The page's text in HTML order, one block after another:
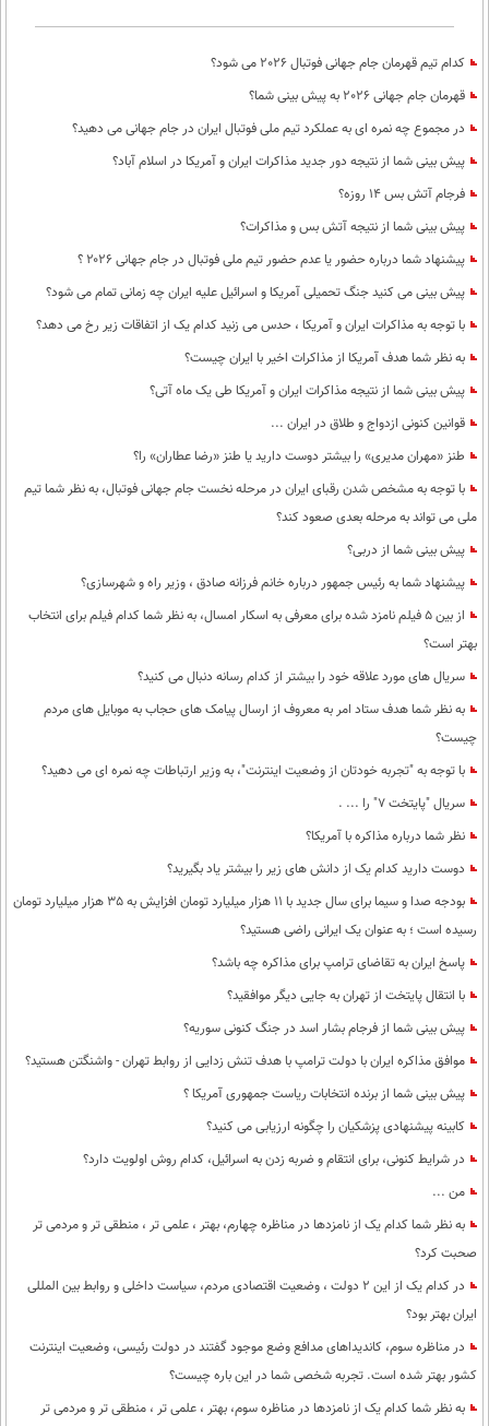
یک برش دانایی
محیط زیست
سفر و تفریح
علمی
قرآن
گوناگون
باشگاه مغز
مجله تصویری سلاح
اقتصاد
ورزش
سرگرمی
فناوری
فرهنگی
اجتماعی
حیات وحش
عصر ایران 2
خواندنی ها و دیدنی ها
روانشناسی
دانلود
آموزش زبان
کدام تیم قهرمان جام جهانی فوتبال 2026 می شود؟
قهرمان جام جهانی 2026 به پیش بینی شما؟
در مجموع چه نمره ای به عملکرد تیم ملی فوتبال ایران در جام جهانی می دهید؟
پیش بینی شما از نتیجه دور جدید مذاکرات ایران و آمریکا در اسلام آباد؟
فرجام آتش بس 14 روزه؟
پیش بینی شما از نتیجه آتش بس و مذاکرات؟
پیشنهاد شما درباره حضور یا عدم حضور تیم ملی فوتبال در جام جهانی ۲۰۲۶ ؟
پیش بینی می کنید جنگ تحمیلی آمریکا و اسرائیل علیه ایران چه زمانی تمام می شود؟
با توجه به مذاکرات ایران و آمریکا ، حدس می زنید کدام یک از اتفاقات زیر رخ می دهد؟
به نظر شما هدف آمریکا از مذاکرات اخیر با ایران چیست؟
پیش بینی شما از نتیجه مذاکرات ایران و آمریکا طی یک ماه آتی؟
قوانین کنونی ازدواج و طلاق در ایران ...
طنز «مهران مدیری» را بیشتر دوست دارید یا طنز «رضا عطاران» را؟
با توجه به مشخص شدن رقبای ایران در مرحله نخست جام جهانی فوتبال، به نظر شما تیم
ملی می تواند به مرحله بعدی صعود کند؟
پیش بینی شما از دربی؟
پیشنهاد شما به رئیس جمهور درباره خانم فرزانه صادق ، وزیر راه و شهرسازی؟
از بین 5 فیلم نامزد شده برای معرفی به اسکار امسال، به نظر شما کدام فیلم برای انتخاب
بهتر است؟
سریال های مورد علاقه خود را بیشتر از کدام رسانه دنبال می کنید؟
به نظر شما هدف ستاد امر به معروف از ارسال پیامک های حجاب به موبایل های مردم
چیست؟
با توجه به "تجربه خودتان از وضعیت اینترنت"، به وزیر ارتباطات چه نمره ای می دهید؟
سریال "پایتخت 7" را ... .
نظر شما درباره مذاکره با آمریکا؟
دوست دارید کدام یک از دانش های زیر را بیشتر یاد بگیرید؟
بودجه صدا و سیما برای سال جدید با 11 هزار میلیارد تومان افزایش به 35 هزار میلیارد تومان
رسیده است ؛ به عنوان یک ایرانی راضی هستید؟
پاسخ ایران به تقاضای ترامپ برای مذاکره چه باشد؟
با انتقال پایتخت از تهران به جایی دیگر موافقید؟
پیش بینی شما از فرجام بشار اسد در جنگ کنونی سوریه؟
موافق مذاکره ایران با دولت ترامپ با هدف تنش زدایی از روابط تهران - واشنگتن هستید؟
پیش بینی شما از برنده انتخابات ریاست جمهوری آمریکا ؟
کابینه پیشنهادی پزشکیان را چگونه ارزیابی می کنید؟
در شرایط کنونی، برای انتقام و ضربه زدن به اسرائیل، کدام روش اولویت دارد؟
من ...
به نظر شما کدام یک از نامزدها در مناظره چهارم، بهتر ، علمی تر ، منطقی تر و مردمی تر
صحبت کرد؟
در کدام یک از این 2 دولت ، وضعیت اقتصادی مردم، سیاست داخلی و روابط بین المللی
ایران بهتر بود؟
در مناظره سوم، کاندیداهای مدافع وضع موجود گفتند در دولت رئیسی، وضعیت اینترنت
کشور بهتر شده است. تجربه شخصی شما در این باره چیست؟
به نظر شما کدام یک از نامزدها در مناظره سوم، بهتر ، علمی تر ، منطقی تر و مردمی تر